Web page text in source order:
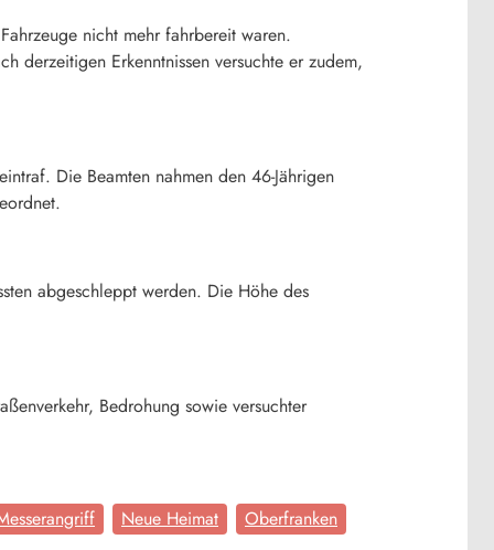
nicht mehr fahrbereit waren.
derzeitigen Erkenntnissen versuchte er zudem,
Die Beamten nahmen den 46-Jährigen
abgeschleppt werden. Die Höhe des
Bedrohung sowie versuchter
Neue Heimat
Oberfranken